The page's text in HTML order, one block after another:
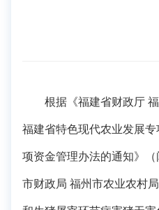
根据《福建省财政厅 福
福建省特色现代农业发展
项资金管理办法的通知》（
市财政局 福州市农业农村